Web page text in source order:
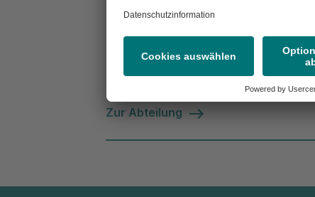
Geriatrie
Am Klinikum 1
Zur Abteilung